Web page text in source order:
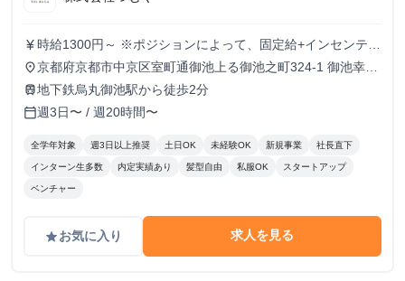
currency_yen 時給1300円～ ※ポジションによって、固定給+インセンティ
ブという形態も可
place京都府京都市中京区室町通御池上る御池之町324-1 御池幸登
ビル7階
train地下鉄烏丸御池駅から徒歩2分
calendar_today週3日〜 / 週20時間〜
全学年対象 週3日以上推奨 土日OK 未経験OK 新規事業 社長直下
インターン生多数 内定実績あり 髪型自由 私服OK スタートアップ
ベンチャー
gradeお気に入り 求人を見る